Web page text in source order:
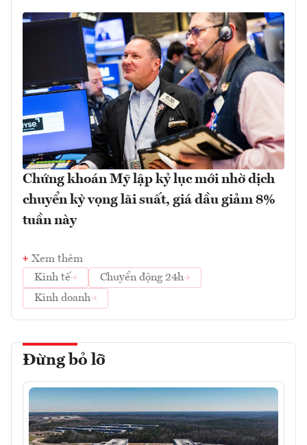
Chứng khoán Mỹ lập kỷ lục mới nhờ dịch
chuyển kỳ vọng lãi suất, giá dầu giảm 8%
tuần này
Xem thêm
Kinh tế
Chuyển động 24h
Kinh doanh
Đừng bỏ lỡ